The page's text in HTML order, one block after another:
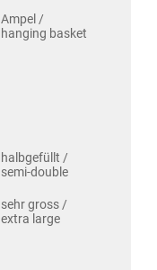
Ampel /
hanging basket
halbgefüllt /
semi-double
sehr gross /
extra large